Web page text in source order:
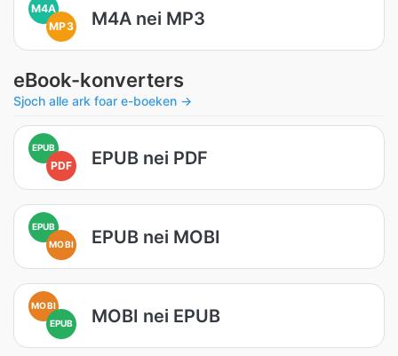
M4A
MP3
M4A nei MP3
eBook-konverters
Sjoch alle ark foar e-boeken →
EPUB
PDF EPUB nei PDF
EPUB
MOBI
EPUB nei MOBI
MOBI
EPUB
MOBI nei EPUB